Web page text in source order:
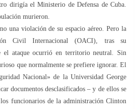
dirigía el Ministerio de Defensa de Cuba.
murieron.
una violación de su espacio aéreo. Pero la
Civil Internacional (OACI), tras su
el ataque ocurrió en territorio neutral. Sin
que normalmente se prefiere ignorar. El
Nacional» de la Universidad George
documentos desclasificados – y de ellos se
los funcionarios de la administración Clinton